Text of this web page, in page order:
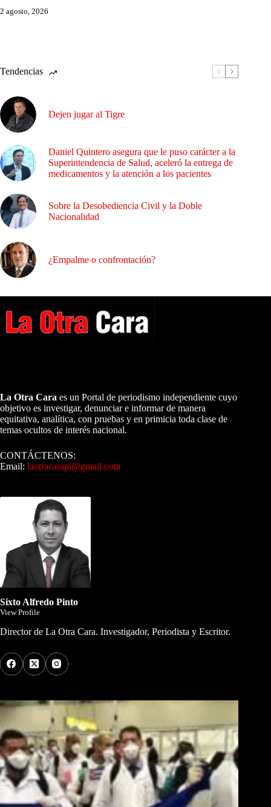
2 agosto, 2026
Tendencias
Dejen jugar al Tigre
Daniel Quintero asegura que le puso carácter a la
Superintendencia de Salud, aceleró la entrega de
medicamentos y la atención a los pacientes
Sobre la Desobediencia Civil y la Doble
Nacionalidad
¿Empalme o confrontación?
La Otra Cara es un Portal de periodismo independiente cuyo
objetivo es investigar, denunciar e informar de manera
equitativa, analítica, con pruebas y en primicia toda clase de
temas ocultos de interés nacional.
CONTÁCTENOS:
Email: laotracarapi@gmail.com
Sixto Alfredo Pinto
View Profile
Director de La Otra Cara. Investigador, Periodista y Escritor.